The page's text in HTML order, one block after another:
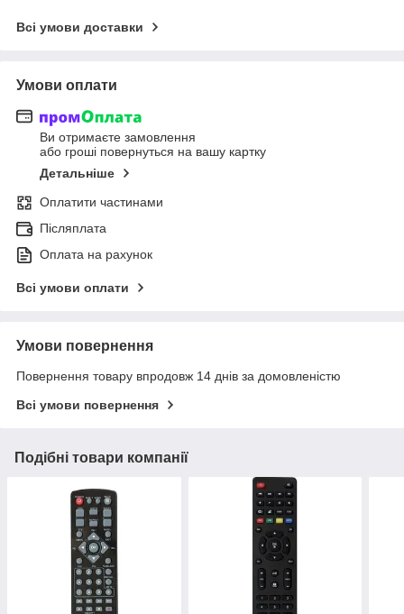
Всі умови доставки
Умови оплати
Ви отримаєте замовлення
або гроші повернуться на вашу картку
Детальніше
Оплатити частинами
Післяплата
Оплата на рахунок
Всі умови оплати
Умови повернення
Повернення товару впродовж 14 днів за домовленістю
Всі умови повернення
Подібні товари компанії